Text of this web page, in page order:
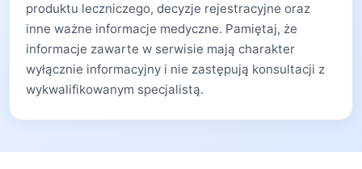
produktu leczniczego, decyzje rejestracyjne oraz
inne ważne informacje medyczne. Pamiętaj, że
informacje zawarte w serwisie mają charakter
wyłącznie informacyjny i nie zastępują konsultacji z
wykwalifikowanym specjalistą.